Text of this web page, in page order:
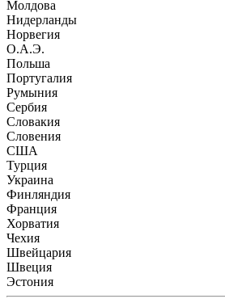
Молдова
Нидерланды
Норвегия
О.А.Э.
Польша
Португалия
Румыния
Сербия
Словакия
Словения
США
Турция
Украина
Финляндия
Франция
Хорватия
Чехия
Швейцария
Швеция
Эстония